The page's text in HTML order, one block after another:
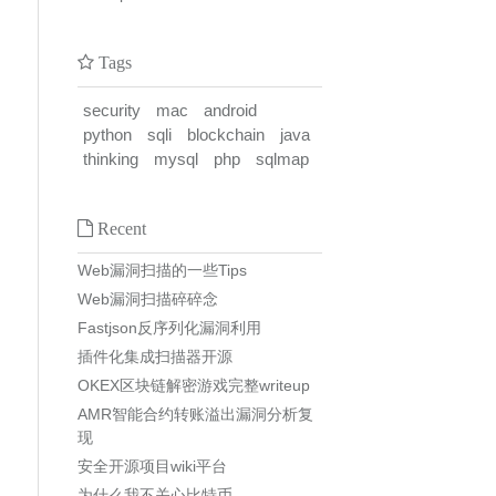
Tags
security mac
android
python
sqli blockchain
java
thinking
mysql php sqlmap
Recent
Web漏洞扫描的一些Tips
Web漏洞扫描碎碎念
Fastjson反序列化漏洞利用
插件化集成扫描器开源
OKEX区块链解密游戏完整writeup
AMR智能合约转账溢出漏洞分析复
现
安全开源项目wiki平台